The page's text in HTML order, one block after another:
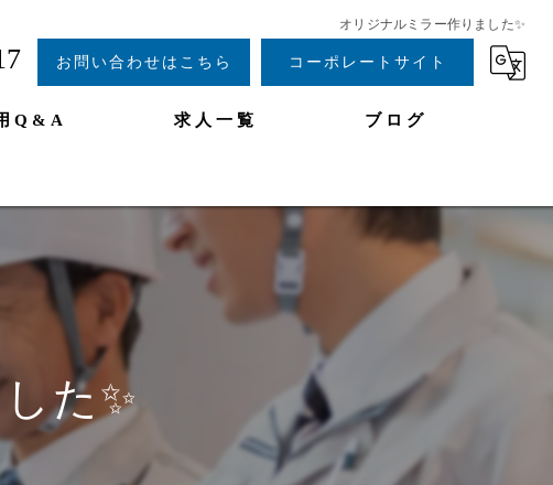
オリジナルミラー作りました✨
お問い合わせはこちら コーポレートサイト
Q&A 求人一覧 ブログ
た✨